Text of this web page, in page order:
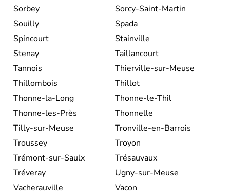
Sorbey
Sorcy-Saint-Martin
Souilly
Spada
Spincourt
Stainville
Stenay
Taillancourt
Tannois
Thierville-sur-Meuse
Thillombois
Thillot
Thonne-la-Long
Thonne-le-Thil
Thonne-les-Près
Thonnelle
Tilly-sur-Meuse
Tronville-en-Barrois
Troussey
Troyon
Trémont-sur-Saulx
Trésauvaux
Tréveray
Ugny-sur-Meuse
Vacherauville
Vacon